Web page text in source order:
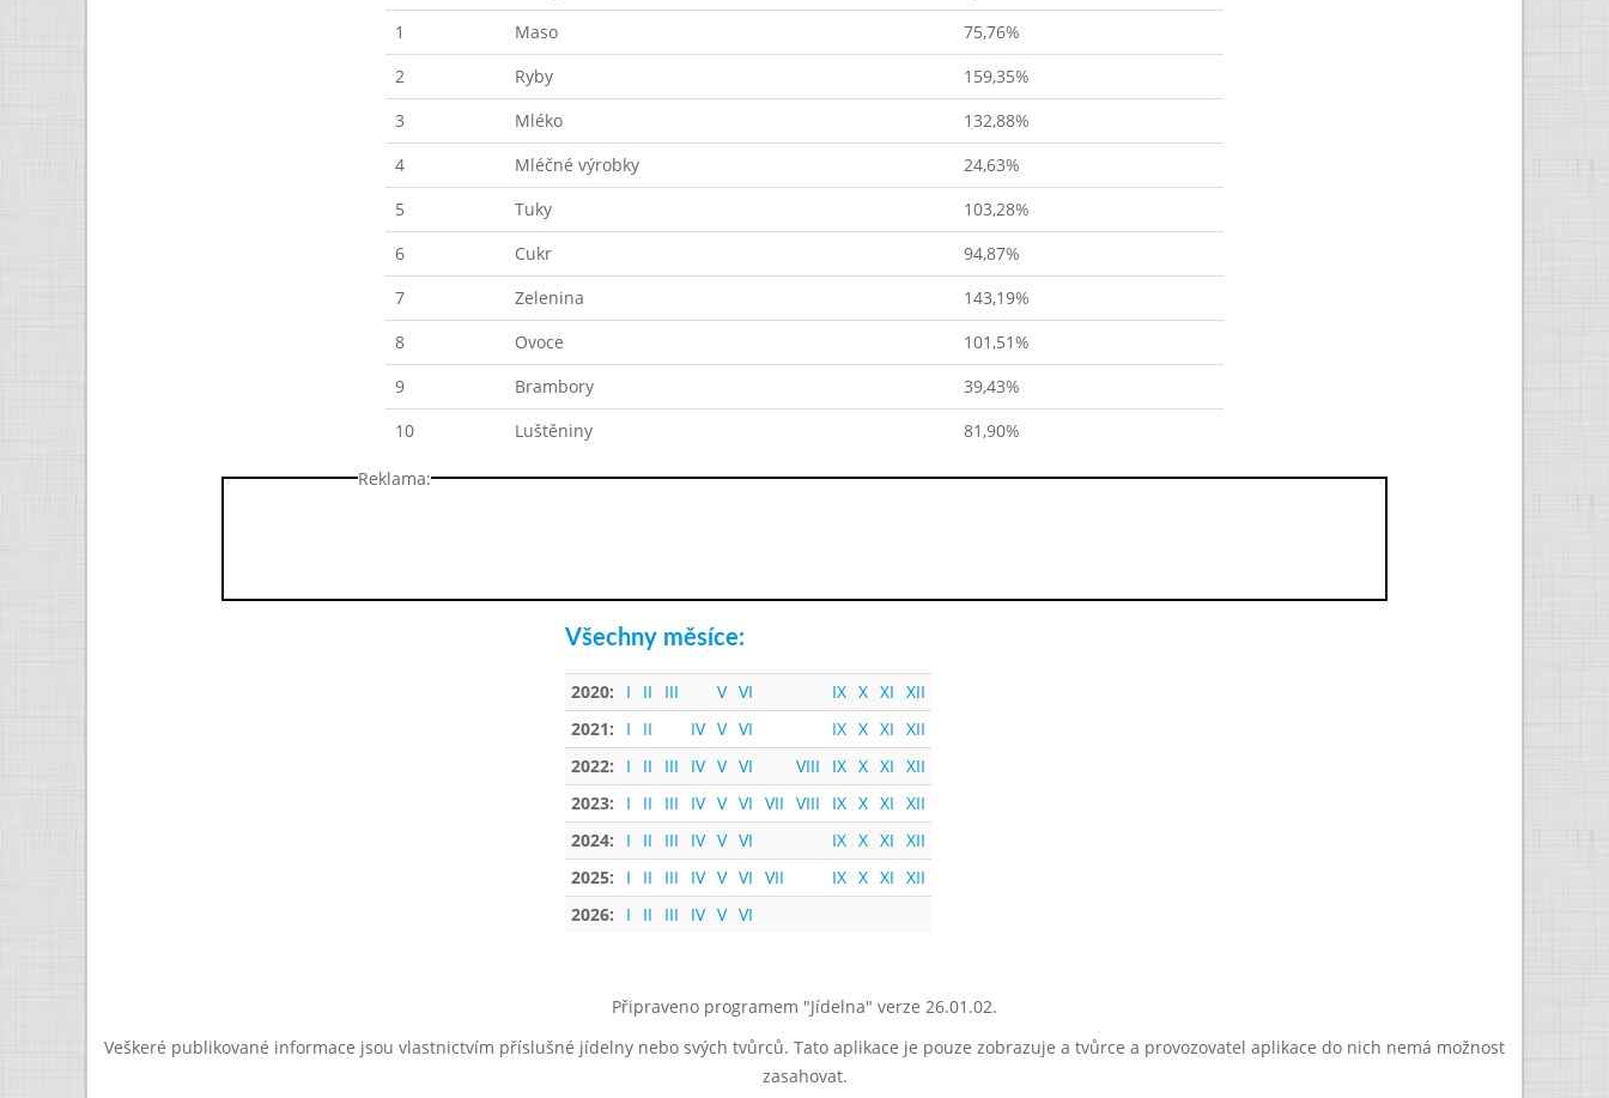
1
Maso
75,76%
2
Ryby
159,35%
3
Mléko
132,88%
4
Mléčné výrobky
24,63%
5
Tuky
103,28%
6
Cukr
94,87%
7
Zelenina
143,19%
8
Ovoce
101,51%
9
Brambory
39,43%
10
Luštěniny 81,90%
Reklama:
Všechny měsíce:
2020: I II III V VI IX X XI XII
2021:
I II IV V VI IX X XI XII
2022:
I II III IV V VI VIII IX X XI XII
2023:
I II III IV V VI VII VIII IX X XI XII
2024:
I II III IV V VI IX X XI XII
2025:
I II III IV V VI VII IX X XI XII
2026:
I II III IV V VI
Připraveno programem "Jídelna" verze 26.01.02.
Veškeré publikované informace jsou vlastnictvím příslušné jídelny nebo svých tvůrců. Tato aplikace je pouze zobrazuje a tvůrce a provozovatel aplikace do nich nemá možnost
zasahovat.